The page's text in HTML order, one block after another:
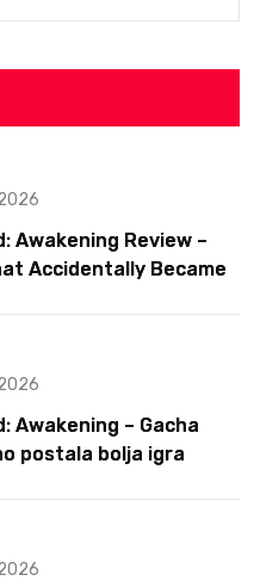
Awakening Review –
Accidentally Became
Awakening – Gacha
postala bolja igra